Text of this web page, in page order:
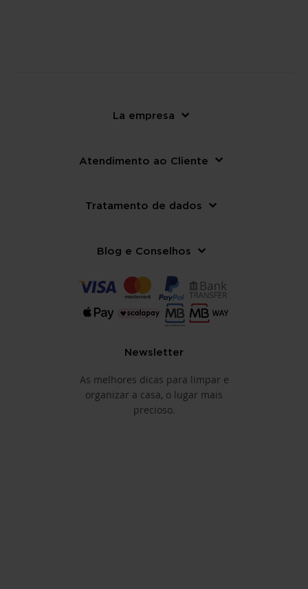
La empresa
Atendimento ao Cliente
Tratamento de dados
Blog e Conselhos
Newsletter
As melhores dicas para limpar e
organizar a casa, o lugar mais
precioso.